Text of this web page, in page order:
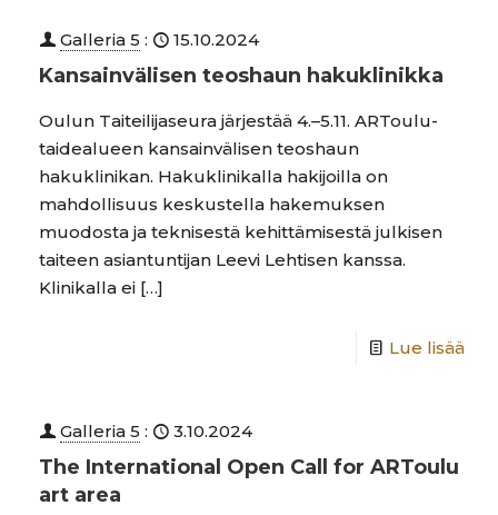
Galleria 5 : 15.10.2024
Kansainvälisen teoshaun hakuklinikka
Oulun Taiteilijaseura järjestää 4.–5.11. ARToulu-
taidealueen kansainvälisen teoshaun
hakuklinikan. Hakuklinikalla hakijoilla on
mahdollisuus keskustella hakemuksen
muodosta ja teknisestä kehittämisestä julkisen
taiteen asiantuntijan Leevi Lehtisen kanssa.
Klinikalla ei […]
Lue lisää
Galleria 5 : 3.10.2024
The International Open Call for ARToulu
art area